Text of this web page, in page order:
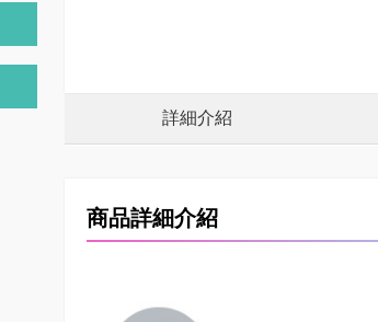
詳細介紹
商品詳細介紹